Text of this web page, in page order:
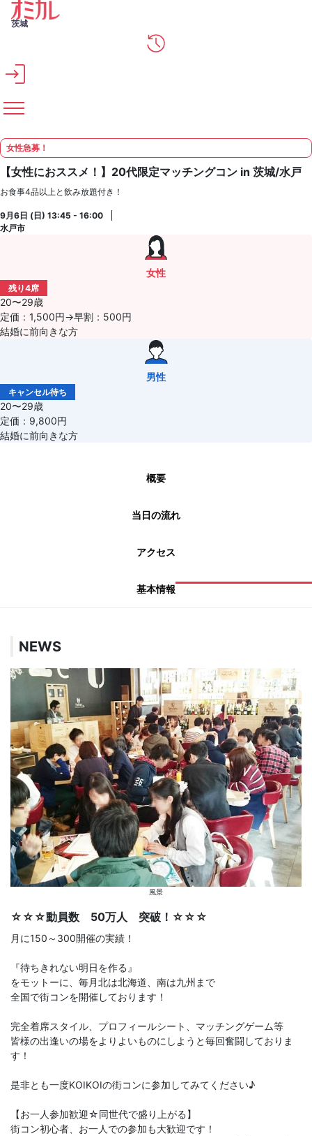
メインコンテンツへスキップ
茨城
女性急募！
【女性におススメ！】20代限定マッチングコン in 茨城/水戸
お食事4品以上と飲み放題付き！
9月6日 (日) 13:45 - 16:00
水戸市
女性
残り4席
20〜29歳
定価：1,500円→早割：500円
結婚に前向きな方
男性
キャンセル待ち
20〜29歳
定価：9,800円
結婚に前向きな方
概要
当日の流れ
アクセス
基本情報
NEWS
風景
☆☆☆動員数 50万人 突破！☆☆☆
月に150～300開催の実績！
『待ちきれない明日を作る』
をモットーに、毎月北は北海道、南は九州まで
全国で街コンを開催しております！
完全着席スタイル、プロフィールシート、マッチングゲーム等
皆様の出逢いの場をよりよいものにしようと毎回奮闘しておりま
す！
是非とも一度KOIKOIの街コンに参加してみてください♪
【お一人参加歓迎☆同世代で盛り上がる】
街コン初心者、お一人での参加も大歓迎です！